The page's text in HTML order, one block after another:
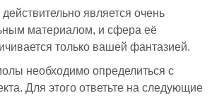
является очень
материалом, и сфера её
только вашей фантазией.
необходимо определиться с
Для этого ответьте на следующие